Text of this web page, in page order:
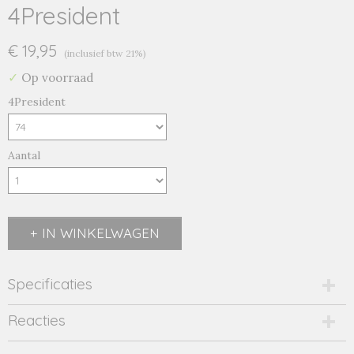
4President
€ 19,95 (inclusief btw 21%)
✓ Op voorraad
4President
Aantal
IN WINKELWAGEN
Specificaties
Productcode
2526-14456
Reacties